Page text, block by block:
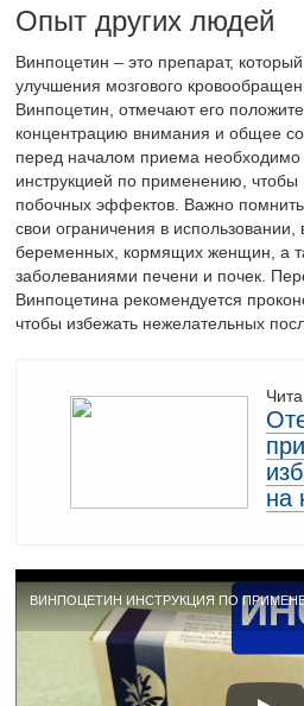
Опыт других людей
Винпоцетин – это препарат,
улучшения мозгового
Винпоцетин, отмечают его
концентрацию внимания и общее
перед началом приема необходимо
инструкцией по применению, чтобы
побочных эффектов. Важно
свои ограничения в использовании,
беременных, кормящих женщин, а
заболеваниями печени и почек.
Винпоцетина рекомендуется
чтобы избежать нежелательных
на
ВИНПОЦЕТИН ИНСТРУКЦИЯ ПО